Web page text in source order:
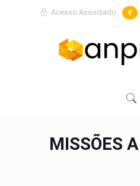
Acesso Associado
MISSÕES